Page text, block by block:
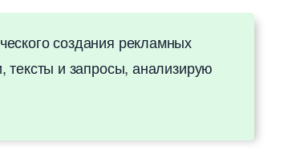
создания рекламных
тексты и запросы, анализирую